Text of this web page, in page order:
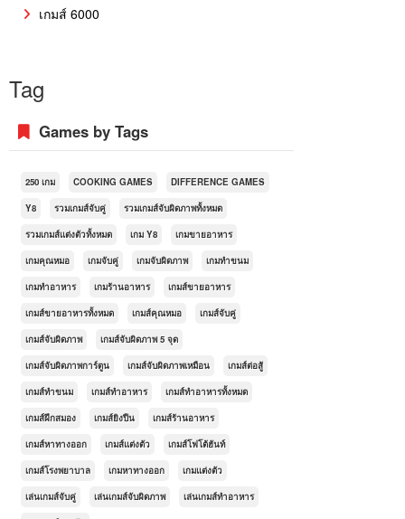
เกมส์ 6000
Tag
Games by Tags
250 เกม COOKING GAMES DIFFERENCE GAMES
Y8 รวมเกมส์จับคู่ รวมเกมส์จับผิดภาพทั้งหมด
รวมเกมส์แต่งตัวทั้งหมด เกม Y8 เกมขายอาหาร
เกมคุณหมอ เกมจับคู่ เกมจับผิดภาพ เกมทำขนม
เกมทำอาหาร เกมร้านอาหาร เกมส์ขายอาหาร
เกมส์ขายอาหารทั้งหมด เกมส์คุณหมอ เกมส์จับคู่
เกมส์จับผิดภาพ เกมส์จับผิดภาพ 5 จุด
เกมส์จับผิดภาพการ์ตูน เกมส์จับผิดภาพเหมือน เกมส์ต่อสู้
เกมส์ทำขนม เกมส์ทำอาหาร เกมส์ทำอาหารทั้งหมด
เกมส์ฝึกสมอง เกมส์ยิงปืน เกมส์ร้านอาหาร
เกมส์หาทางออก เกมส์แต่งตัว เกมส์โฟโต้ฮันท์
เกมส์โรงพยาบาล เกมหาทางออก เกมแต่งตัว
เล่นเกมส์จับคู่ เล่นเกมส์จับผิดภาพ เล่นเกมส์ทำอาหาร